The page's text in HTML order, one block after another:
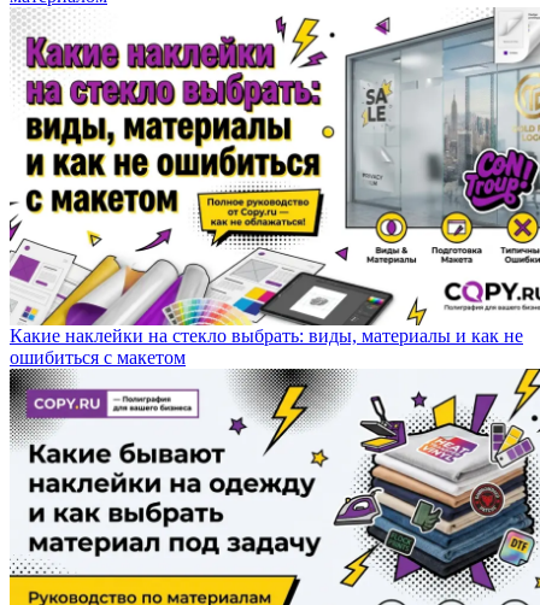
Какие наклейки на стекло выбрать: виды, материалы и как не
ошибиться с макетом